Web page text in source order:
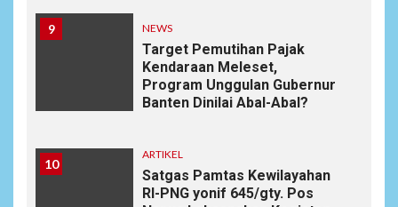
9 NEWS
Target Pemutihan Pajak
Kendaraan Meleset,
Program Unggulan Gubernur
Banten Dinilai Abal-Abal?
10
ARTIKEL
Satgas Pamtas Kewilayahan
RI-PNG yonif 645/gty. Pos